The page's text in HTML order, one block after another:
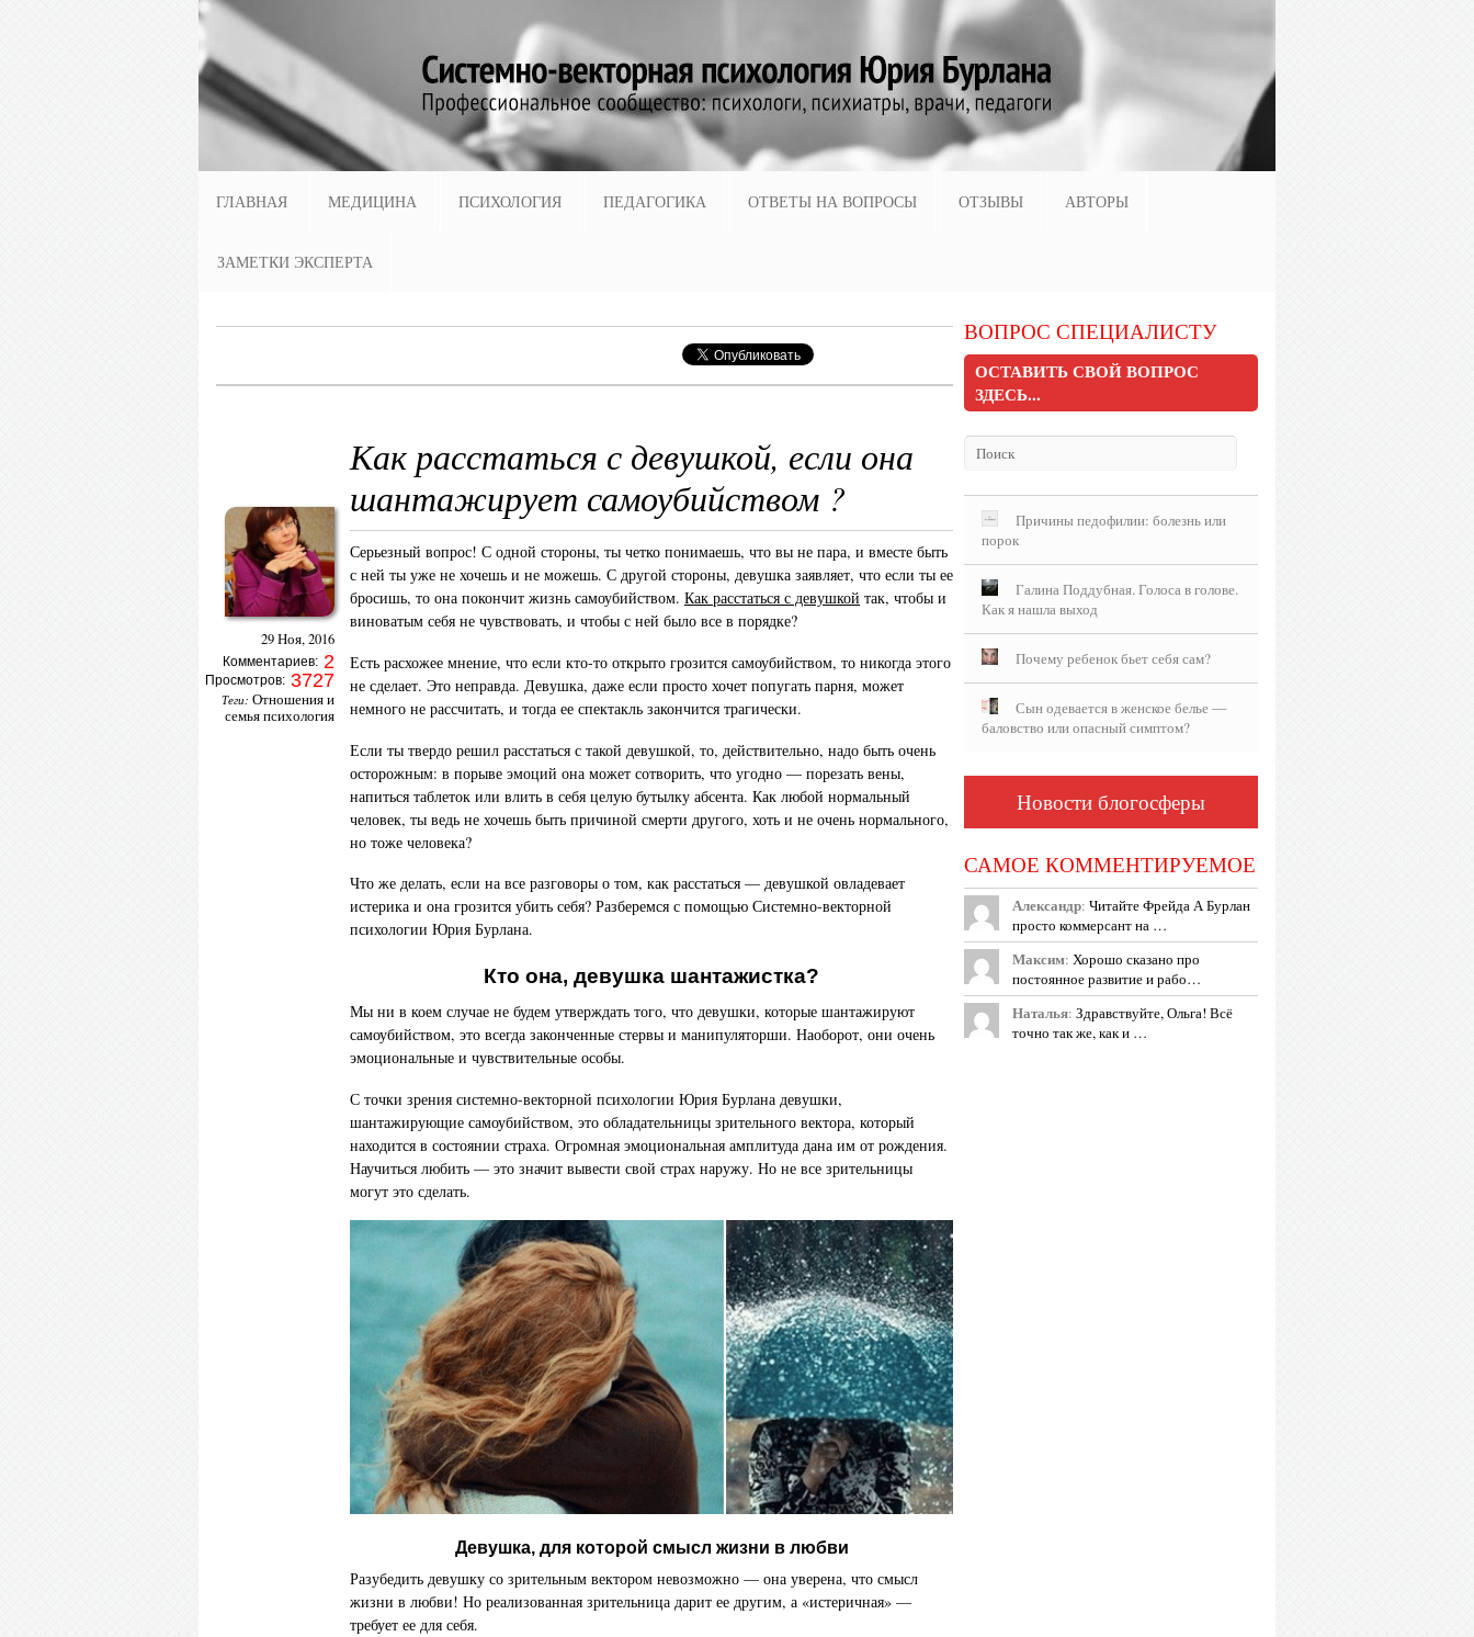
ГЛАВНАЯ МЕДИЦИНА ПСИХОЛОГИЯ ПЕДАГОГИКА ОТВЕТЫ НА ВОПРОСЫ ОТЗЫВЫ АВТОРЫ
ЗАМЕТКИ ЭКСПЕРТА
Как расстаться с девушкой, если она
шантажирует самоубийством ?
Серьезный вопрос! С одной стороны, ты четко понимаешь, что вы не пара, и вместе быть
с ней ты уже не хочешь и не можешь. С другой стороны, девушка заявляет, что если ты ее
бросишь, то она покончит жизнь самоубийством. Как расстаться с девушкой так, чтобы и
виноватым себя не чувствовать, и чтобы с ней было все в порядке?
Есть расхожее мнение, что если кто-то открыто грозится самоубийством, то никогда этого
не сделает. Это неправда. Девушка, даже если просто хочет попугать парня, может
немного не рассчитать, и тогда ее спектакль закончится трагически.
Если ты твердо решил расстаться с такой девушкой, то, действительно, надо быть очень
осторожным: в порыве эмоций она может сотворить, что угодно — порезать вены,
напиться таблеток или влить в себя целую бутылку абсента. Как любой нормальный
человек, ты ведь не хочешь быть причиной смерти другого, хоть и не очень нормального,
но тоже человека?
Что же делать, если на все разговоры о том, как расстаться — девушкой овладевает
истерика и она грозится убить себя? Разберемся с помощью Системно-векторной
психологии Юрия Бурлана.
Кто она, девушка шантажистка?
Мы ни в коем случае не будем утверждать того, что девушки, которые шантажируют
самоубийством, это всегда законченные стервы и манипуляторши. Наоборот, они очень
эмоциональные и чувствительные особы.
С точки зрения системно-векторной психологии Юрия Бурлана девушки,
шантажирующие самоубийством, это обладательницы зрительного вектора, который
находится в состоянии страха. Огромная эмоциональная амплитуда дана им от рождения.
Научиться любить — это значит вывести свой страх наружу. Но не все зрительницы
могут это сделать.
Девушка, для которой смысл жизни в любви
Разубедить девушку со зрительным вектором невозможно — она уверена, что смысл
жизни в любви! Но реализованная зрительница дарит ее другим, а «истеричная» —
требует ее для себя.
29 Ноя, 2016
Комментариев: 2
Просмотров: 3727
Теги: Отношения и
семья психология
ВОПРОС СПЕЦИАЛИСТУ
ОСТАВИТЬ СВОЙ ВОПРОС
ЗДЕСЬ...
Причины педофилии: болезнь или
порок
Галина Поддубная. Голоса в голове.
Как я нашла выход
Почему ребенок бьет себя сам?
Сын одевается в женское белье —
баловство или опасный симптом?
Новости блогосферы
САМОЕ КОММЕНТИРУЕМОЕ
Александр: Читайте Фрейда А Бурлан
просто коммерсант на …
Максим: Хорошо сказано про
постоянное развитие и рабо…
Наталья: Здравствуйте, Ольга! Всё
точно так же, как и …